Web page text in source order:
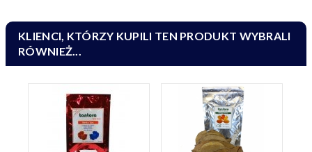
KLIENCI, KTÓRZY KUPILI TEN PRODUKT WYBRALI
RÓWNIEŻ...